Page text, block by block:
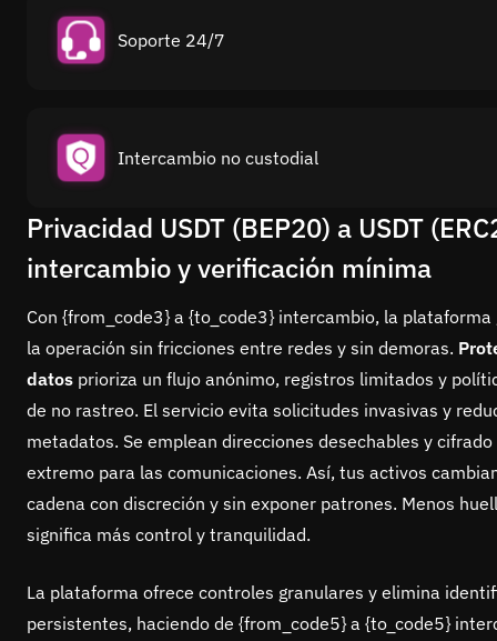
Soporte 24/7
Intercambio no custodial
Privacidad USDT (BEP20) a USDT
intercambio y verificación mínima
Con {from_code3} a {to_code3} intercambio, la plataforma
la operación sin fricciones entre redes y sin demoras.
datos prioriza un flujo anónimo, registros limitados y
de no rastreo. El servicio evita solicitudes invasivas y
metadatos. Se emplean direcciones desechables y
extremo para las comunicaciones. Así, tus activos
cadena con discreción y sin exponer patrones. Menos
significa más control y tranquilidad.
La plataforma ofrece controles granulares y elimina
persistentes, haciendo de {from_code5} a {to_code5}